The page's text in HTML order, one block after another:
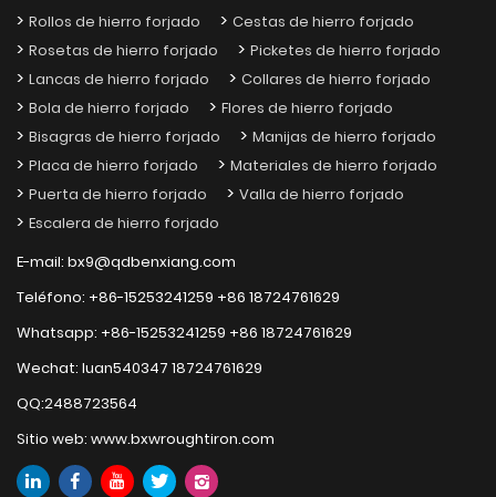
Rollos de hierro forjado
Cestas de hierro forjado
Rosetas de hierro forjado
Picketes de hierro forjado
Lancas de hierro forjado
Collares de hierro forjado
Bola de hierro forjado
Flores de hierro forjado
Bisagras de hierro forjado
Manijas de hierro forjado
Placa de hierro forjado
Materiales de hierro forjado
Puerta de hierro forjado
Valla de hierro forjado
Escalera de hierro forjado
E-mail:bx9@qdbenxiang.com
Teléfono: +86-15253241259 +86 18724761629
Whatsapp: +86-15253241259 +86 18724761629
Wechat:luan540347 18724761629
QQ:2488723564
Sitio web:www.bxwroughtiron.com